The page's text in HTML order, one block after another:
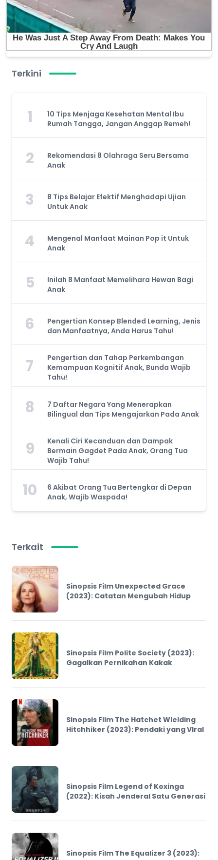
Terkini
1
10 Tips Menjaga Kesehatan Mental Ibu
Rumah Tangga, Jangan Anggap Remeh!
2
Rekomendasi 8 Olahraga Seru Bersama
Anak
3
8 Tips Belajar Efektif Menghadapi Ujian
Untuk Anak
4
Mengenal Manfaat Mainan Pop it Untuk
Anak
5
Inilah 8 Manfaat Memelihara Hewan Bagi
Anak
6
Pengertian Konsep Blended Learning, Jenis
dan Manfaatnya, Anda Harus Tahu!
7
Pengertian dan Tahap Perkembangan
Kemampuan Kognitif Anak, Bunda Wajib
Tahu!
8
7 Daftar Negara Yang Menerapkan
Bilingual dan Tips Mengajarkan Pada Anak
9
Kenali Ciri Kecanduan dan Dampak
Bermain Gagdet Pada Anak, Orang Tua
Wajib Tahu!
10
6 Akibat Orang Tua Bertengkar di Depan
Anak, Wajib Waspada!
Terkait
Sinopsis Film Unexpected Grace
(2023): Catatan Mengubah Hidup
Sinopsis Film Polite Society (2023):
Gagalkan Pernikahan Kakak
Sinopsis Film The Hatchet Wielding
Hitchhiker (2023): Pendaki yang VIral
Sinopsis Film Legend of Koxinga
(2022): Kisah Jenderal Satu Generasi
Sinopsis Film The Equalizer 3 (2023):